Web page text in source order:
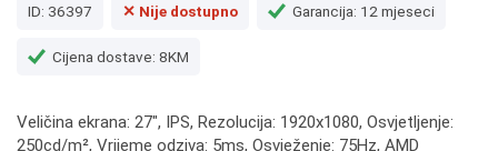
ID: 36397 ✕ Nije dostupno Garancija: 12 mjeseci
Cijena dostave: 8KM
Veličina ekrana: 27", IPS, Rezolucija: 1920x1080, Osvjetljenje:
250cd/m², Vrijeme odziva: 5ms, Osvježenje: 75Hz, AMD